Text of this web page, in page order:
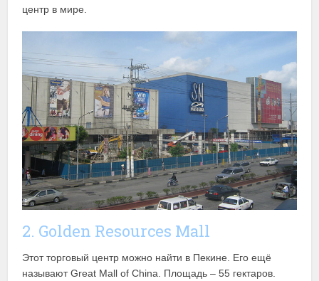
центр в мире.
2. Golden Resources Mall
Этот торговый центр можно найти в Пекине. Его ещё
называют Great Mall of China. Площадь – 55 гектаров.